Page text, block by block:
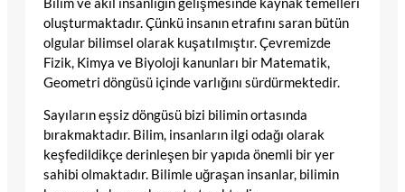
oluşturmaktadır. Çünkü insanın etrafını saran bütün
olgular bilimsel olarak kuşatılmıştır. Çevremizde
Fizik, Kimya ve Biyoloji kanunları bir Matematik,
Geometri döngüsü içinde varlığını sürdürmektedir.
Sayıların eşsiz döngüsü bizi bilimin ortasında
bırakmaktadır. Bilim, insanların ilgi odağı olarak
keşfedildikçe derinleşen bir yapıda önemli bir yer
sahibi olmaktadır. Bilimle uğraşan insanlar, bilimin